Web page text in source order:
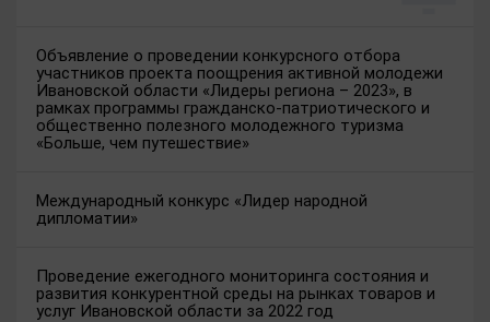
Объявление о проведении конкурсного отбора
участников проекта поощрения активной молодежи
Ивановской области «Лидеры региона – 2023», в
рамках программы гражданско-патриотического и
общественно полезного молодежного туризма
«Больше, чем путешествие»
Международный конкурс «Лидер народной
дипломатии»
Проведение ежегодного мониторинга состояния и
развития конкурентной среды на рынках товаров и
услуг Ивановской области за 2022 год